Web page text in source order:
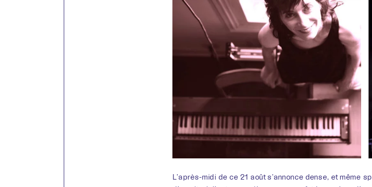
L’après-midi de ce 21 août s’annonce dense, et même